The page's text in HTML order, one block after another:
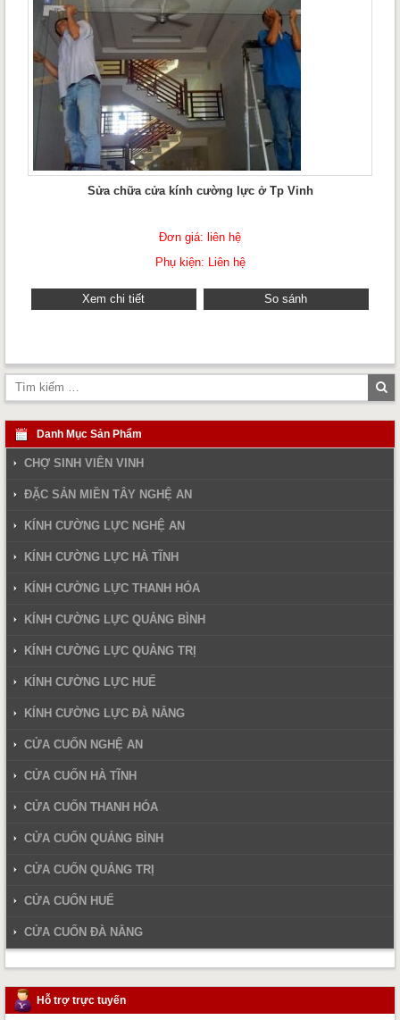
Sửa chữa cửa kính cường lực ở Tp Vinh
Đơn giá: liên hệ
Phụ kiện: Liên hệ
Xem chi tiết So sánh
Danh Mục Sản Phẩm
CHỢ SINH VIÊN VINH
ĐẶC SẢN MIỀN TÂY NGHỆ AN
KÍNH CƯỜNG LỰC NGHỆ AN
KÍNH CƯỜNG LỰC HÀ TĨNH
KÍNH CƯỜNG LỰC THANH HÓA
KÍNH CƯỜNG LỰC QUẢNG BÌNH
KÍNH CƯỜNG LỰC QUẢNG TRỊ
KÍNH CƯỜNG LỰC HUẾ
KÍNH CƯỜNG LỰC ĐÀ NẴNG
CỬA CUỐN NGHỆ AN
CỬA CUỐN HÀ TĨNH
CỬA CUỐN THANH HÓA
CỬA CUỐN QUẢNG BÌNH
CỬA CUỐN QUẢNG TRỊ
CỬA CUỐN HUẾ
CỬA CUỐN ĐÀ NẴNG
Hỗ trợ trực tuyến